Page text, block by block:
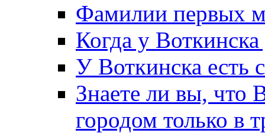
Фамилии первых
Когда у
У Воткинска есть
Знаете ли вы, что
городом только в